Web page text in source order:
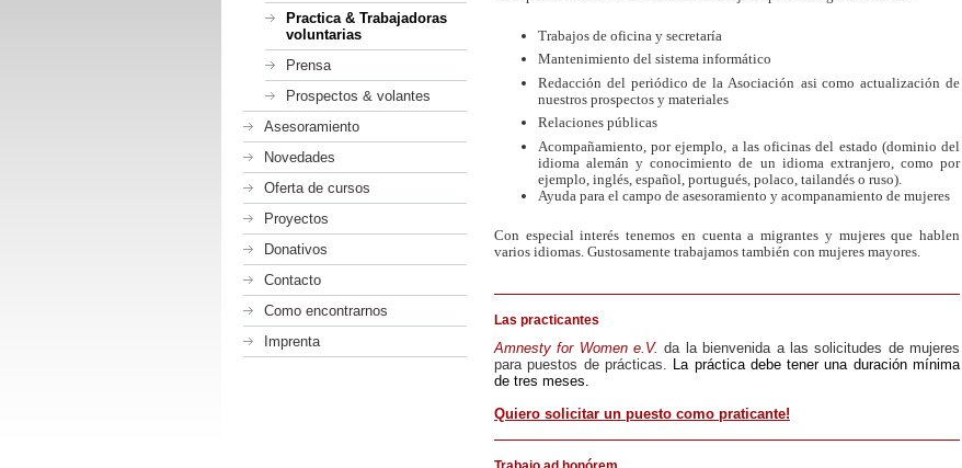
Practica & Trabajadoras
voluntarias
Prensa
Prospectos & volantes
Asesoramiento
Novedades
Oferta de cursos
Proyectos
Donativos
Contacto
Como encontrarnos
Imprenta
Trabajos de oficina y secretaría
Mantenimiento del sistema informático
Redacción del periódico de la Asociación asi como actualización de
nuestros prospectos y materiales
Relaciones públicas
Acompañamiento, por ejemplo, a las oficinas del estado (dominio del
idioma alemán y conocimiento de un idioma extranjero, como por
ejemplo, inglés, español, portugués, polaco, tailandés o ruso).
Ayuda para el campo de asesoramiento y acompanamiento de mujeres
Con especial interés tenemos en cuenta a migrantes y mujeres que hablen
varios idiomas. Gustosamente trabajamos también con mujeres mayores.
Las practicantes
Amnesty for Women e.V. da la bienvenida a las solicitudes de mujeres
para puestos de prácticas. La práctica debe tener una duración mínima
de tres meses.
Quiero solicitar un puesto como praticante!